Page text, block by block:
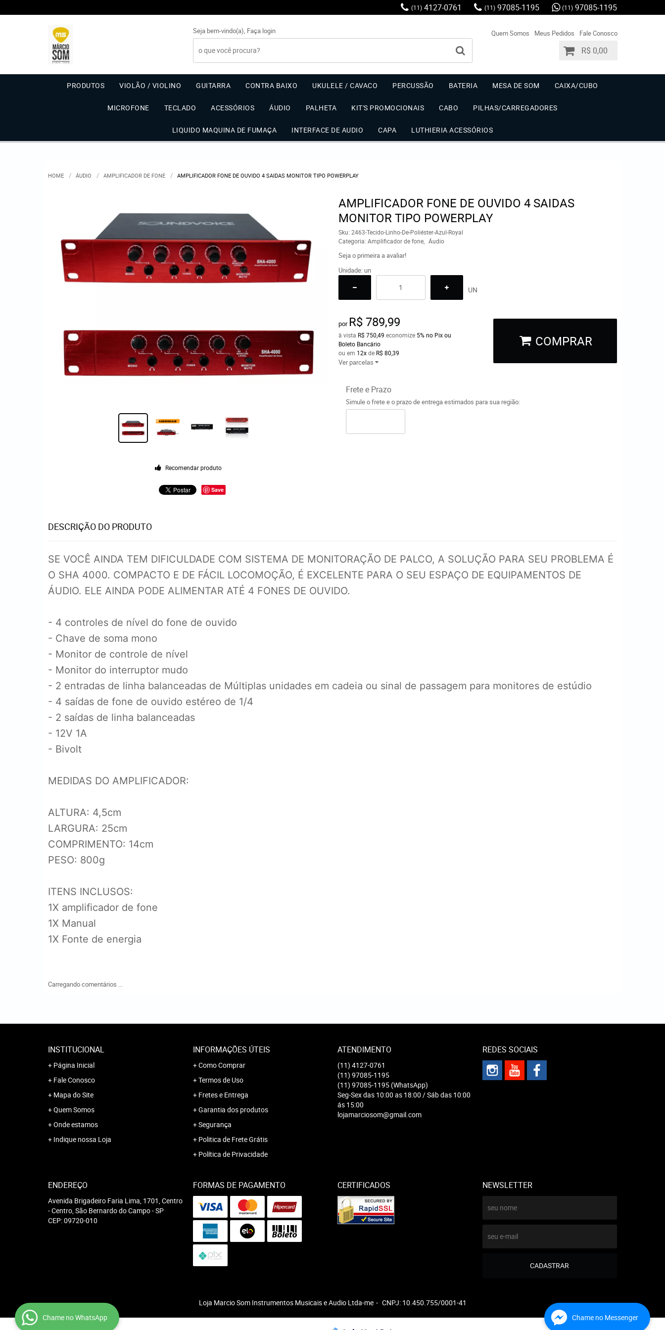
(11) 4127-0761 (11) 97085-1195 (11) 97085-1195
Seja bem-vindo(a), Faça login Quem Somos Meus Pedidos Fale Conosco
R$ 0,00
PRODUTOS VIOLÃO / VIOLINO GUITARRA CONTRA BAIXO UKULELE / CAVACO PERCUSSÃO BATERIA MESA DE SOM CAIXA/CUBO
MICROFONE TECLADO ACESSÓRIOS ÁUDIO PALHETA KIT'S PROMOCIONAIS CABO PILHAS/CARREGADORES
LIQUIDO MAQUINA DE FUMAÇA INTERFACE DE AUDIO CAPA LUTHIERIA ACESSÓRIOS
HOME ÁUDIO AMPLIFICADOR DE FONE AMPLIFICADOR FONE DE OUVIDO 4 SAIDAS MONITOR TIPO POWERPLAY
Recomendar produto
Save
AMPLIFICADOR FONE DE OUVIDO 4 SAIDAS
MONITOR TIPO POWERPLAY
Sku: 2463-Tecido-Linho-De-Poliéster-Azul-Royal
Categoria: Amplificador de fone Áudio
Seja o primeira a avaliar!
Unidade: un
UN
por R$ 789,99
à vista R$ 750,49 economize 5% no Pix ou
Boleto Bancário
ou em 12xde R$ 80,39
Ver parcelas
COMPRAR
Frete e Prazo
Simule o frete e o prazo de entrega estimados para sua região:
DESCRIÇÃO DO PRODUTO
SE VOCÊ AINDA TEM DIFICULDADE COM SISTEMA DE MONITORAÇÃO DE PALCO, A SOLUÇÃO PARA SEU PROBLEMA É
O SHA 4000. COMPACTO E DE FÁCIL LOCOMOÇÃO, É EXCELENTE PARA O SEU ESPAÇO DE EQUIPAMENTOS DE
ÁUDIO. ELE AINDA PODE ALIMENTAR ATÉ 4 FONES DE OUVIDO.
- 4 controles de nível do fone de ouvido
- Chave de soma mono
- Monitor de controle de nível
- Monitor do interruptor mudo
- 2 entradas de linha balanceadas de Múltiplas unidades em cadeia ou sinal de passagem para monitores de estúdio
- 4 saídas de fone de ouvido estéreo de 1/4
- 2 saídas de linha balanceadas
- 12V 1A
- Bivolt
MEDIDAS DO AMPLIFICADOR:
ALTURA: 4,5cm
LARGURA: 25cm
COMPRIMENTO: 14cm
PESO: 800g
ITENS INCLUSOS:
1X amplificador de fone
1X Manual
1X Fonte de energia
Carregando comentários ...
INSTITUCIONAL
Página Inicial
Fale Conosco
Mapa do Site
Quem Somos
Onde estamos
Indique nossa Loja
INFORMAÇÕES ÚTEIS
Como Comprar
Termos de Uso
Fretes e Entrega
Garantia dos produtos
Segurança
Politica de Frete Grátis
Política de Privacidade
ATENDIMENTO
(11) 4127-0761
(11) 97085-1195
(11) 97085-1195 (WhatsApp)
Seg-Sex das 10:00 as 18:00 / Sáb das 10:00
ás 15:00
lojamarciosom@gmail.com
REDES SOCIAIS
ENDEREÇO
Avenida Brigadeiro Faria Lima, 1701, Centro
-Centro, São Bernardo do Campo-SP
CEP: 09720-010
FORMAS DE PAGAMENTO CERTIFICADOS NEWSLETTER
CADASTRAR
Loja Marcio Som Instrumentos Musicais e Audio Ltda-me CNPJ: 10.450.755/0001-41
Chame no Messenger
Chame no WhatsApp